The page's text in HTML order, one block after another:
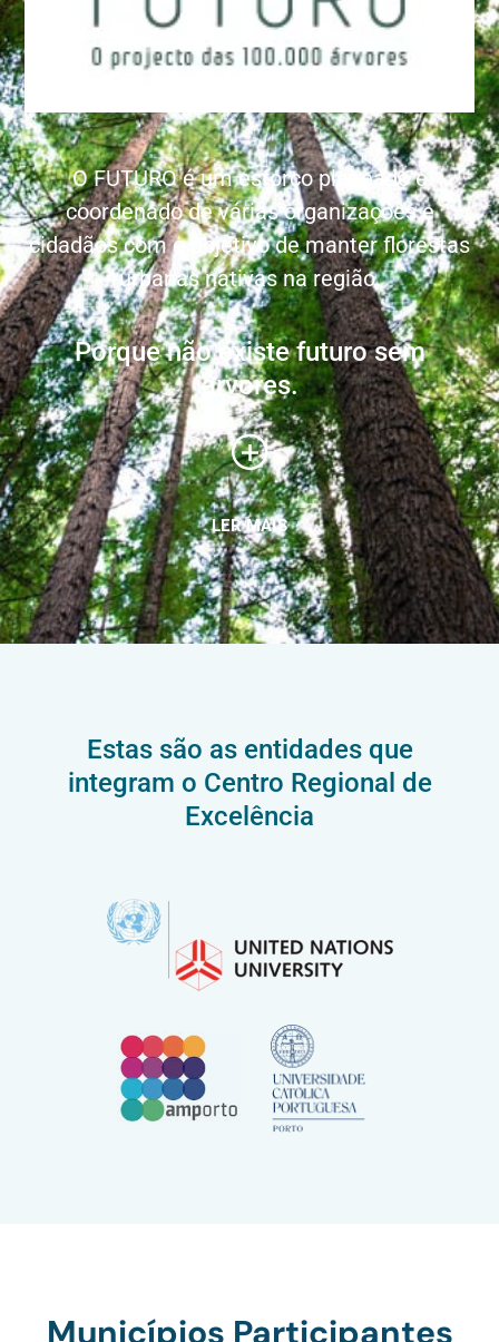
O FUTURO é um esforço planeado e
coordenado de várias organizações e
cidadãos com o objetivo de manter florestas
urbanas nativas na região.
Porque não existe futuro sem
árvores.
LER MAIS
Estas são as entidades que
integram o Centro Regional de
Excelência
Municípios Participantes